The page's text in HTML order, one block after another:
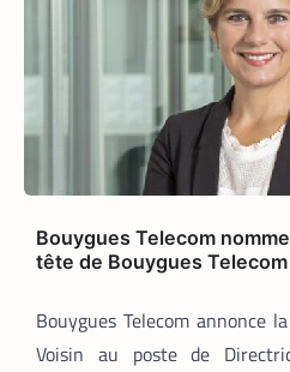
Bouygues Telecom
tête de Bouygues
Bouygues Telecom annonce
Voisin au poste de
Heetch : désormais, les
peuvent définir
La Rédaction 25 mai
En lançant sa
Heetch promet de
modèle du VTC en
passagers et aux
tarifs.